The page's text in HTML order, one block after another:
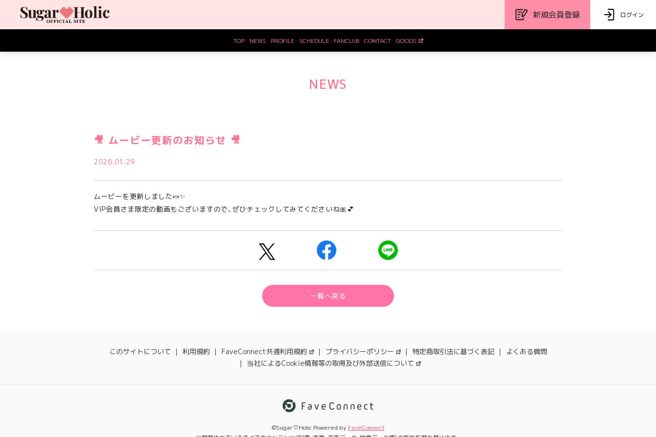
新規会員登録 ログイン
TOP NEWS PROFILE SCHEDULE FANCLUB CONTACT GOODS
NEWS
🎥 ムービー更新のお知らせ 🎥
2026.01.29
ムービーを更新しました🍬✨
VIP会員さま限定の動画もございますので、ぜひチェックしてみてくださいね🎀💕
一覧へ戻る
このサイトについて 利用規約 FaveConnect共通利用規約 プライバシーポリシー 特定商取引法に基づく表記
よくある質問
当社によるCookie情報等の取得及び外部送信について
©Sugar♡Holic Powered by FaveConnect